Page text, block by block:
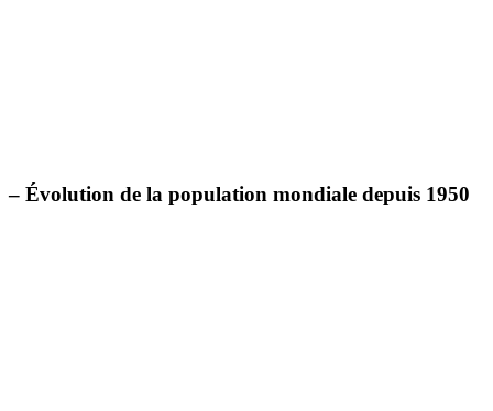
– Évolution de la population mondiale depuis 1950